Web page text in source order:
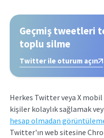
Geçmiş tweetleri
toplu silme
Twitter ile oturum açın
Herkes Twitter veya X mobil
kişiler kolaylık sağlamak
hesap olmadan
Twitter'ın web sitesine